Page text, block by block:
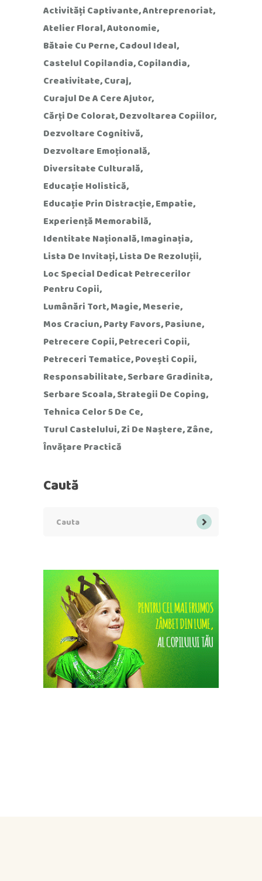
Activități Captivante Antreprenoriat
Atelier Floral Autonomie
Bătaie Cu Perne Cadoul Ideal
Castelul Copilandia Copilandia
Creativitate Curaj
Curajul De A Cere Ajutor
Cărți De Colorat Dezvoltarea Copiilor
Dezvoltare Cognitivă
Dezvoltare Emoțională
Diversitate Culturală
Educație Holistică
Educație Prin Distracție Empatie
Experiență Memorabilă
Identitate Națională Imaginația
Lista De Invitați Lista De Rezoluții
Loc Special Dedicat Petrecerilor
Pentru Copii
Lumânări Tort Magie Meserie
Mos Craciun Party Favors Pasiune
Petrecere Copii Petreceri Copii
Petreceri Tematice Povești Copii
Responsabilitate Serbare Gradinita
Serbare Scoala Strategii De Coping
Tehnica Celor 5 De Ce
Turul Castelului Zi De Naștere Zâne
Învățare Practică
Caută
for: